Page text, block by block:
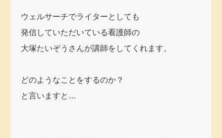
ウェルサーチでライターとしても
発信していただいている看護師の
大塚たいぞうさんが講師をしてくれます。
どのようなことをするのか？
と言いますと…